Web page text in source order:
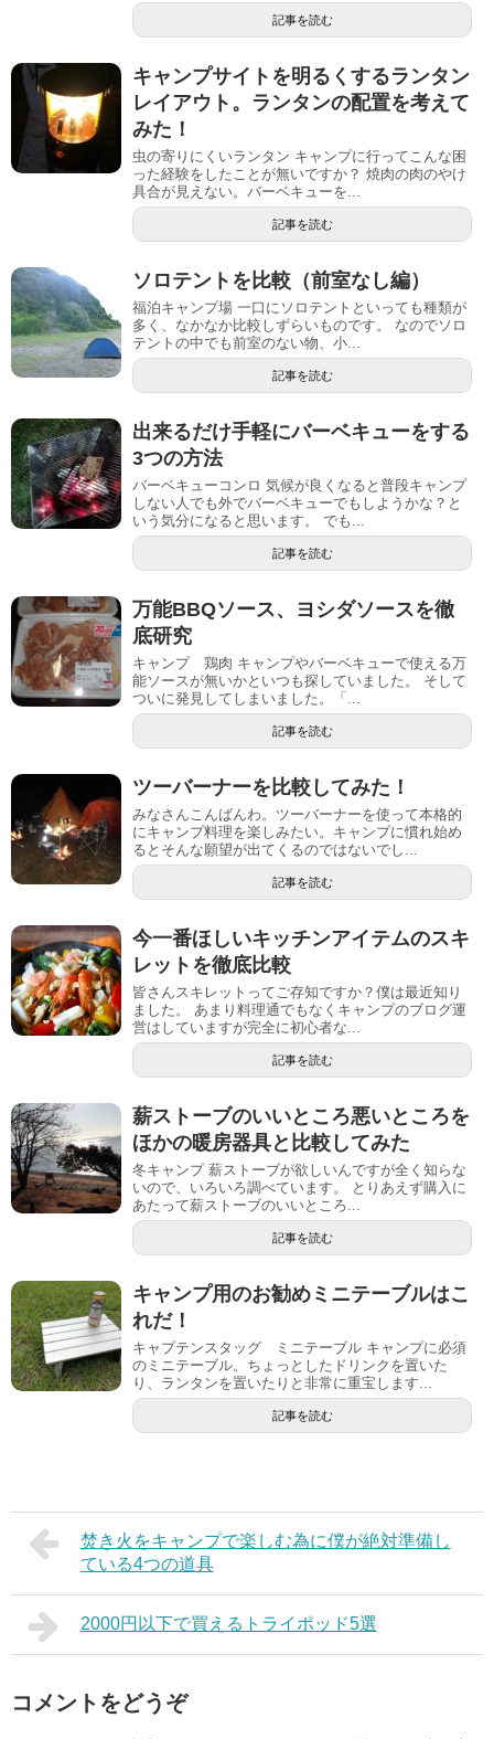
記事を読む
キャンプサイトを明るくするランタン
レイアウト。ランタンの配置を考えて
みた！
虫の寄りにくいランタン キャンプに行ってこんな困
った経験をしたことが無いですか？ 焼肉の肉のやけ
具合が見えない。バーベキューを...
記事を読む
ソロテントを比較（前室なし編）
福泊キャンプ場 一口にソロテントといっても種類が
多く、なかなか比較しずらいものです。 なのでソロ
テントの中でも前室のない物、小...
記事を読む
出来るだけ手軽にバーベキューをする
3つの方法
バーベキューコンロ 気候が良くなると普段キャンプ
しない人でも外でバーベキューでもしようかな？と
いう気分になると思います。 でも...
記事を読む
万能BBQソース、ヨシダソースを徹
底研究
キャンプ 鶏肉 キャンプやバーベキューで使える万
能ソースが無いかといつも探していました。 そして
ついに発見してしまいました。「...
記事を読む
ツーバーナーを比較してみた！
みなさんこんばんわ。ツーバーナーを使って本格的
にキャンプ料理を楽しみたい。キャンプに慣れ始め
るとそんな願望が出てくるのではないでし...
記事を読む
今一番ほしいキッチンアイテムのスキ
レットを徹底比較
皆さんスキレットってご存知ですか？僕は最近知り
ました。 あまり料理通でもなくキャンプのブログ運
営はしていますが完全に初心者な...
記事を読む
薪ストーブのいいところ悪いところを
ほかの暖房器具と比較してみた
冬キャンプ 薪ストーブが欲しいんですが全く知らな
いので、いろいろ調べています。 とりあえず購入に
あたって薪ストーブのいいところ...
記事を読む
キャンプ用のお勧めミニテーブルはこ
れだ！
キャプテンスタッグ ミニテーブル キャンプに必須
のミニテーブル。ちょっとしたドリンクを置いた
り、ランタンを置いたりと非常に重宝します...
記事を読む
焚き火をキャンプで楽しむ為に僕が絶対準備し
ている4つの道具
2000円以下で買えるトライポッド5選
コメントをどうぞ